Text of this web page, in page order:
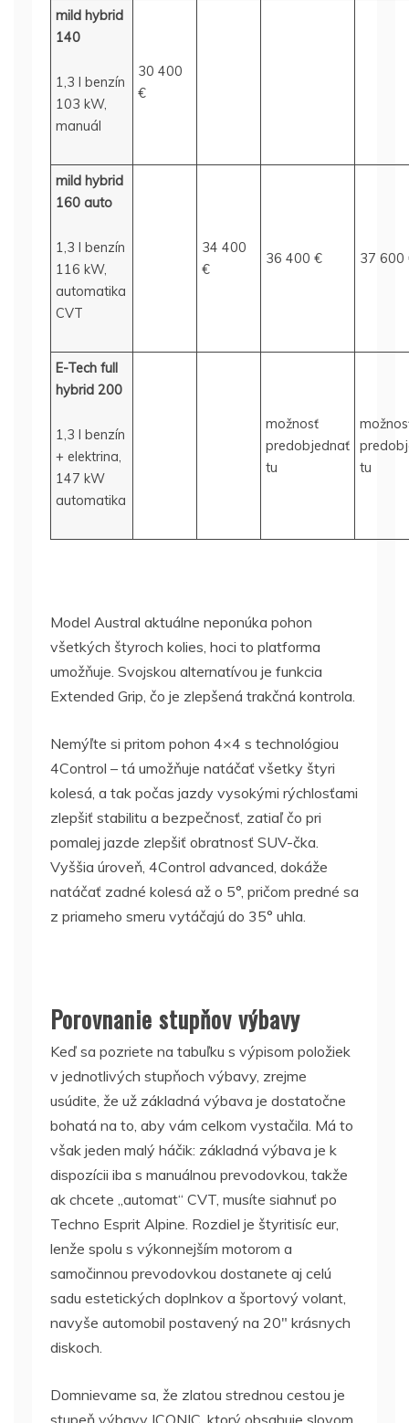
mild hybrid
140
1,3 l benzín
103 kW,
manuál
30 400
€
mild hybrid
160 auto
1,3 l benzín
116 kW,
automatika
CVT
34 400
€
36 400 € 37 600
E-Tech full
hybrid 200
1,3 l benzín
+ elektrina,
147 kW
automatika
možnosť
predobjednať
tu
tu
Model Austral aktuálne neponúka pohon
všetkých štyroch kolies, hoci to platforma
umožňuje. Svojskou alternatívou je funkcia
Extended Grip, čo je zlepšená trakčná kontrola.
Nemýľte si pritom pohon 4×4 s technológiou
4Control – tá umožňuje natáčať všetky štyri
kolesá, a tak počas jazdy vysokými rýchlosťami
zlepšiť stabilitu a bezpečnosť, zatiaľ čo pri
pomalej jazde zlepšiť obratnosť SUV-čka.
Vyššia úroveň, 4Control advanced, dokáže
natáčať zadné kolesá až o 5°, pričom predné sa
z priameho smeru vytáčajú do 35° uhla.
Porovnanie stupňov výbavy
Keď sa pozriete na tabuľku s výpisom položiek
v jednotlivých stupňoch výbavy, zrejme
usúdite, že už základná výbava je dostatočne
bohatá na to, aby vám celkom vystačila. Má to
však jeden malý háčik: základná výbava je k
dispozícii iba s manuálnou prevodovkou, takže
ak chcete „automat“ CVT, musíte siahnuť po
Techno Esprit Alpine. Rozdiel je štyritisíc eur,
lenže spolu s výkonnejším motorom a
samočinnou prevodovkou dostanete aj celú
sadu estetických doplnkov a športový volant,
navyše automobil postavený na 20″ krásnych
diskoch.
Domnievame sa, že zlatou strednou cestou je
stupeň výbavy ICONIC, ktorý obsahuje slovom